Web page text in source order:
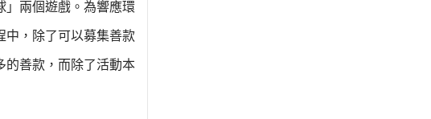
」兩個遊戲。為響應環
中，除了可以募集善款
的善款，而除了活動本